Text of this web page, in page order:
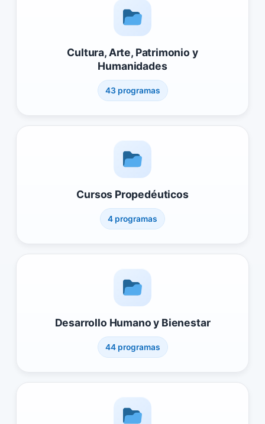
Cultura, Arte, Patrimonio y
Humanidades
43 programas
Cursos Propedéuticos
4 programas
Desarrollo Humano y Bienestar
44 programas